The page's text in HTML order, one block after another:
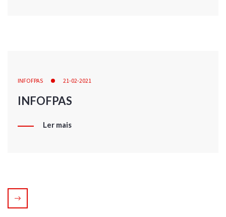
INFOFPAS 21-02-2021
INFOFPAS
Ler mais